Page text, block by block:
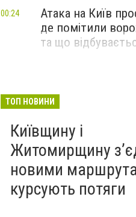
Атака на Київ
де помітили
та що
00:24
ТОП НОВИНИ
Київщину і
Житомирщину
новими
курсують потяги